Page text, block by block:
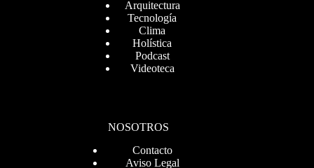
Arquitectura
Tecnología
Clima
Holística
Podcast
Videoteca
NOSOTROS
Contacto
Aviso Legal